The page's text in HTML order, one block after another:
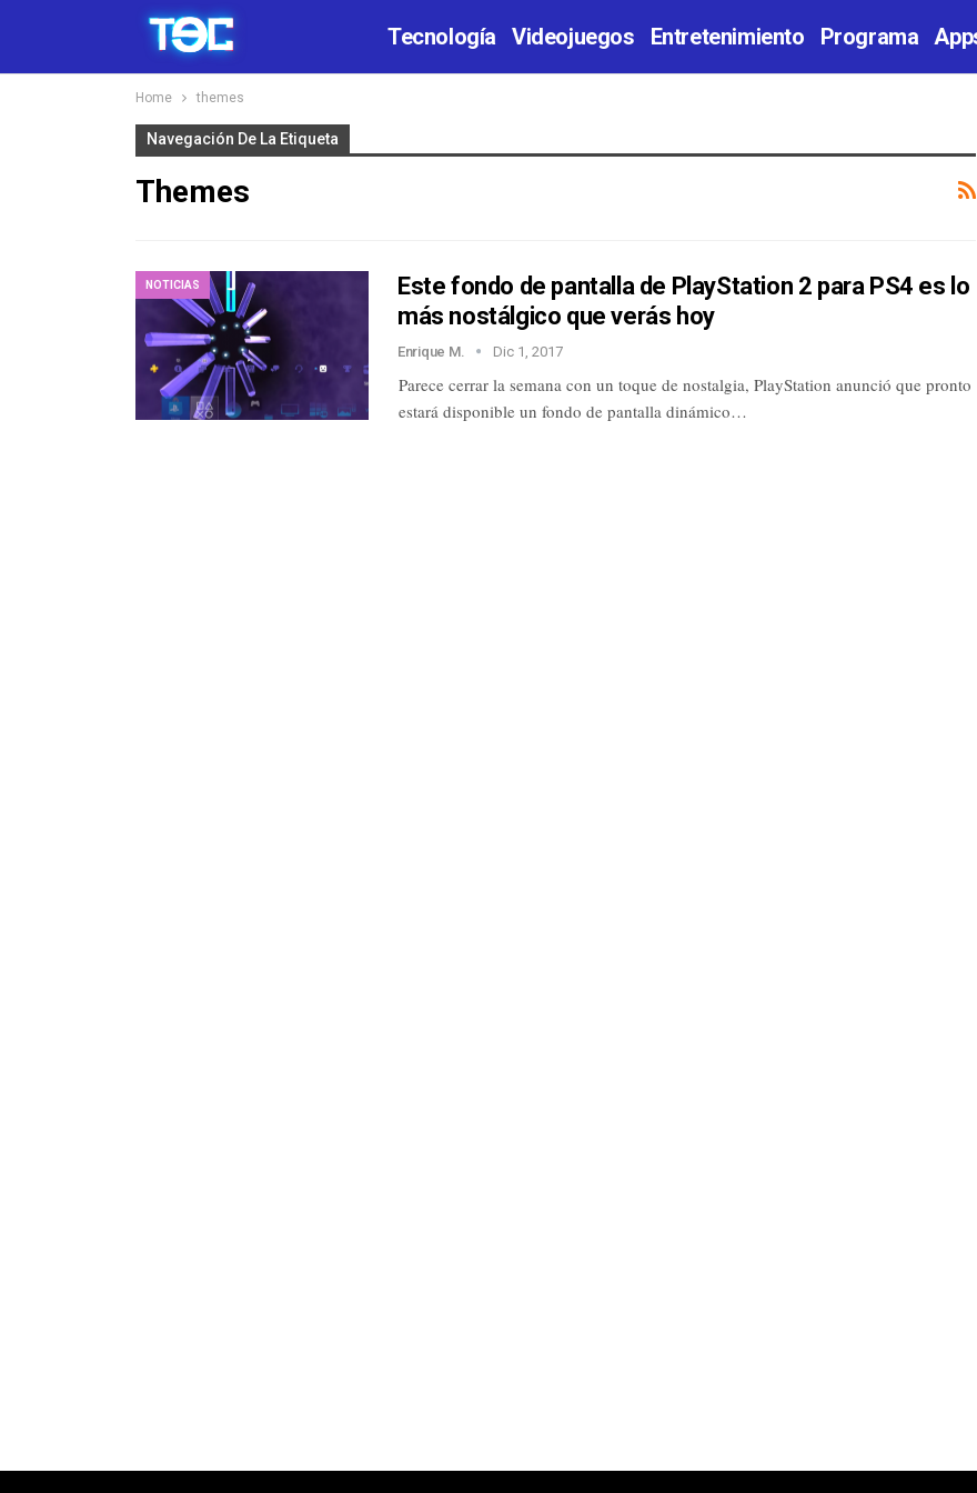
Tecnología Videojuegos Entretenimiento Programa
Home themes
Navegación De La Etiqueta
Themes
NOTICIAS
Este fondo de pantalla de PlayStation 2 para PS4 es lo
más nostálgico que verás hoy
Enrique M. Dic 1, 2017
Parece cerrar la semana con un toque de nostalgia, PlayStation anunció que pronto
estará disponible un fondo de pantalla dinámico…